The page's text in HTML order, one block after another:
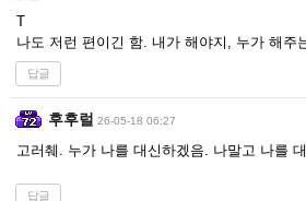
T
나도 저런 편이긴 함. 내가 해야지, 누가 해주
답글
후후럴 26-05-18 06:27
고러췌. 누가 나를 대신하겠음. 나말고 나를
답글